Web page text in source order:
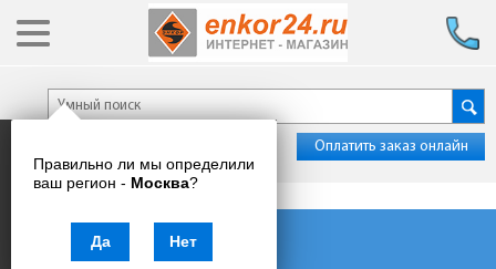
Правильно ли мы определили
ваш регион - Москва?
Да Нет
Оплатить заказ онлайн
Каталог товаров